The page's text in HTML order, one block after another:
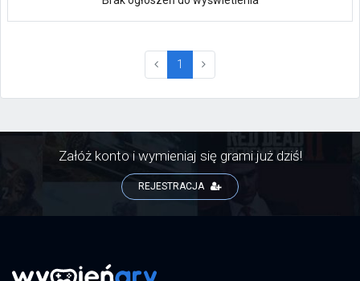
1 (current)
Załóż konto i wymieniaj się grami już dziś!
REJESTRACJA